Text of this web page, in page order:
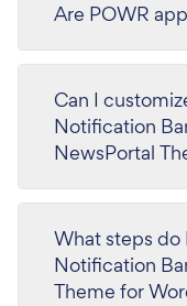
Are POWR
Can I
Notification
NewsPortal
What steps
Notification
Theme for